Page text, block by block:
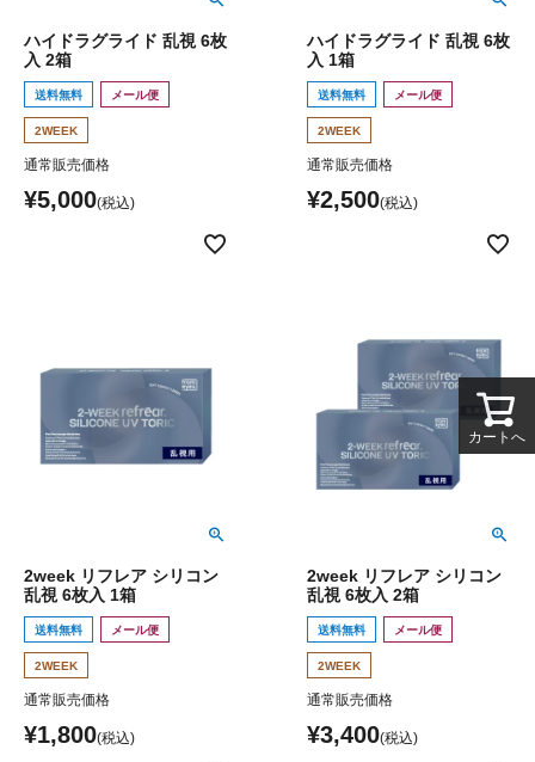
ハイドラグライド 乱視 6枚
入 2箱
送料無料 メール便
2WEEK
通常販売価格
¥5,000
ハイドラグライド 乱視 6枚
入 1箱
送料無料 メール便
2WEEK
通常販売価格
¥2,500
2week リフレア シリコン
乱視 6枚入 1箱
送料無料 メール便
2WEEK
通常販売価格
¥1,800
2week リフレア シリコン
乱視 6枚入 2箱
送料無料 メール便
2WEEK
通常販売価格
¥3,400
カートへ